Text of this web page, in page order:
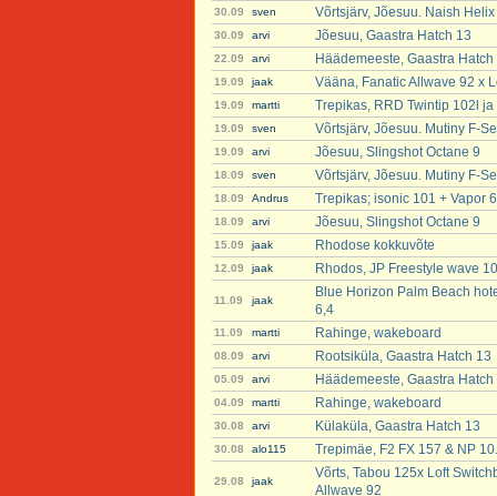
30.09 sven Võrtsjärv, Jõesuu. Naish
30.09 arvi Jõesuu, Gaastra Hatch 13
22.09 arvi Häädemeeste, Gaastra Hatch
19.09 jaak Vääna, Fanatic Allwave 92 x
19.09 martti Trepikas, RRD Twintip 102l
19.09 sven Võrtsjärv, Jõesuu. Mutiny F-
19.09 arvi Jõesuu, Slingshot Octane 9
18.09 sven Võrtsjärv, Jõesuu. Mutiny F-
18.09 Andrus Trepikas; isonic 101 + Vapor
18.09 arvi Jõesuu, Slingshot Octane 9
15.09 jaak Rhodose kokkuvõte
12.09 jaak Rhodos, JP Freestyle wave
11.09 jaak
Blue Horizon Palm Beach
6,4
11.09 martti Rahinge, wakeboard
08.09 arvi Rootsiküla, Gaastra Hatch 13
05.09 arvi Häädemeeste, Gaastra Hatch
04.09 martti Rahinge, wakeboard
30.08 arvi Külaküla, Gaastra Hatch 13
30.08 alo115 Trepimäe, F2 FX 157 & NP
29.08 jaak
Võrts, Tabou 125x Loft
Allwave 92